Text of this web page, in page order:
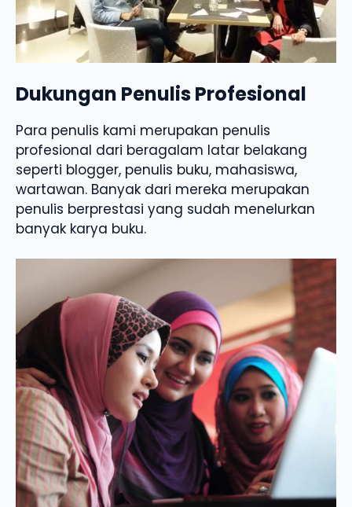
Dukungan Penulis Profesional
Para penulis kami merupakan penulis
profesional dari beragalam latar belakang
seperti blogger, penulis buku, mahasiswa,
wartawan. Banyak dari mereka merupakan
penulis berprestasi yang sudah menelurkan
banyak karya buku.